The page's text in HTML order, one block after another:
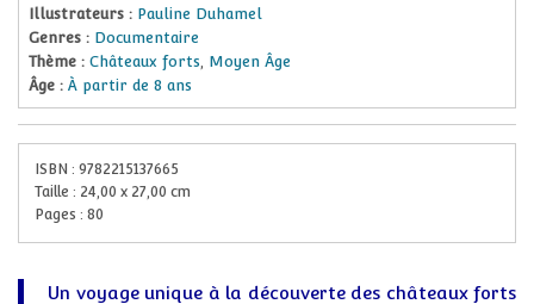
Illustrateurs : Pauline Duhamel
Genres : Documentaire
Thème :Châteaux forts, Moyen Âge
Âge :À partir de 8 ans
ISBN : 9782215137665
Taille : 24,00 x 27,00 cm
Pages : 80
Un voyage unique à la découverte des châteaux forts